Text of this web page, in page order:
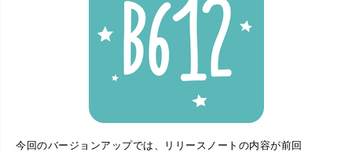
今回のバージョンアップでは、リリースノートの内容が前回